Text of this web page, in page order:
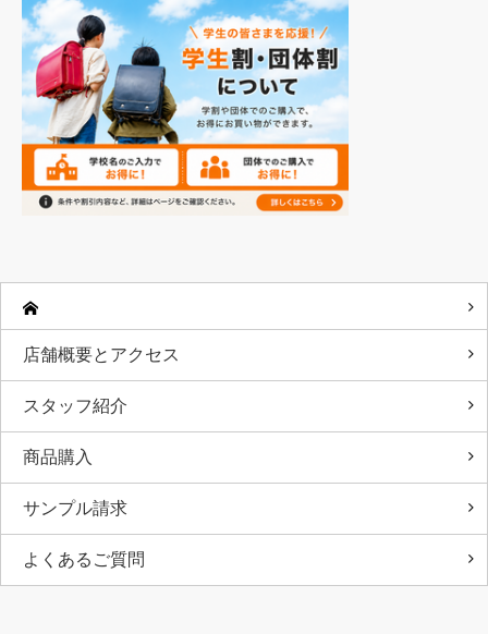
店舗概要とアクセス
スタッフ紹介
商品購入
サンプル請求
よくあるご質問